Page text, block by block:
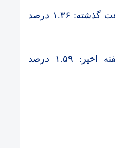
تغییرات قیمتی ۲۴ ساعت گذشته: ۱.۳۶ درصد
تغییرات قیمتی یک هفته اخیر: ۱.۵۹ درصد